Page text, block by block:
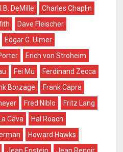
B. DeMille
Charles Chaplin
Dave Fleischer
Edgar G. Ulmer
Erich von Stroheim
Fei Mu
Ferdinand Zecca
Borzage
Frank Capra
Fred Niblo
Fritz Lang
Cava
Hal Roach
Howard Hawks
Jean Epstein
Jean Renoir